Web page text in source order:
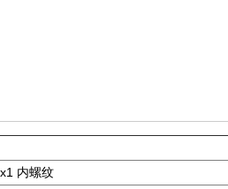
内螺纹